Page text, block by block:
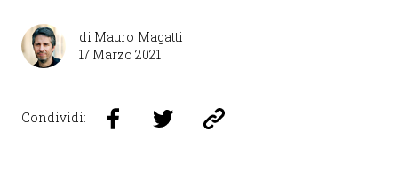
di Mauro Magatti
17 Marzo 2021
Condividi: